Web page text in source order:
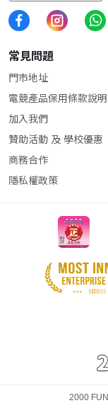
常見問題
門市地址
電競產品保用條款說明
加入我們
贊助活動 及 學校優惠
商務合作
隱私權政策
2000